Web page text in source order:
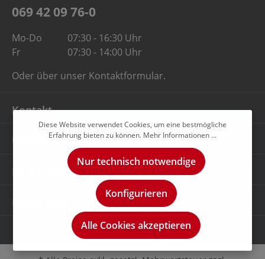
069 42 09 76-0
Mo-Do
07:30 - 16:30 Uhr
Fr
07:30 - 14:00 Uhr
Oder über unser Kontaktformular.
Kontakt
Unternehmen
Rechtliches
Diese Website verwendet Cookies, um eine bestmögliche
Erfahrung bieten zu können. Mehr Informationen ...
Nur technisch notwendige
Konfigurieren
Alle Cookies akzeptieren